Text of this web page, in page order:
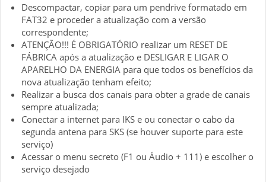
Descompactar, copiar para um pendrive formatado em
FAT32 e proceder a atualização com a versão
correspondente;
ATENÇÃO!!! É OBRIGATÓRIO realizar um RESET DE
FÁBRICA após a atualização e DESLIGAR E LIGAR O
APARELHO DA ENERGIA para que todos os benefícios da
nova atualização tenham efeito;
Realizar a busca dos canais para obter a grade de canais
sempre atualizada;
Conectar a internet para IKS e ou conectar o cabo da
segunda antena para SKS (se houver suporte para este
serviço)
Acessar o menu secreto (F1 ou Áudio + 111) e escolher o
serviço desejado